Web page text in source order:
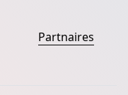
Partnaires